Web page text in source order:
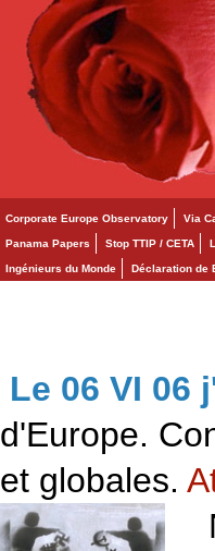
Corporate Europe Observatory Via
Panama Papers Stop TTIP / CETA
Ingénieurs du Monde Déclaration de
Le 06 VI 06
d'Europe.
et globales.